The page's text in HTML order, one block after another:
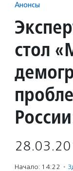
Анонсы
стол
Начало: 14:22 ·